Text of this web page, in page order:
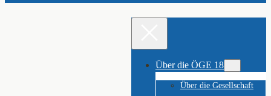
Über die ÖGE 18
Über die Gesellschaft